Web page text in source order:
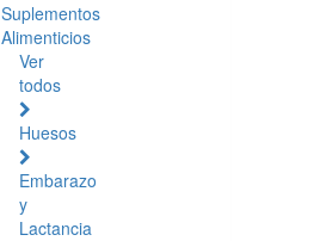
Suplementos
Alimenticios
Ver
todos
Huesos
Embarazo
y
Lactancia